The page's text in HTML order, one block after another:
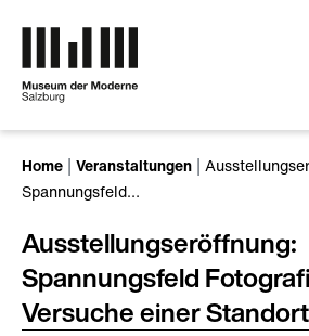
Home Veranstaltungen
Spannungsfeld…
Ausstellungseröffnung:
Spannungsfeld
Versuche einer